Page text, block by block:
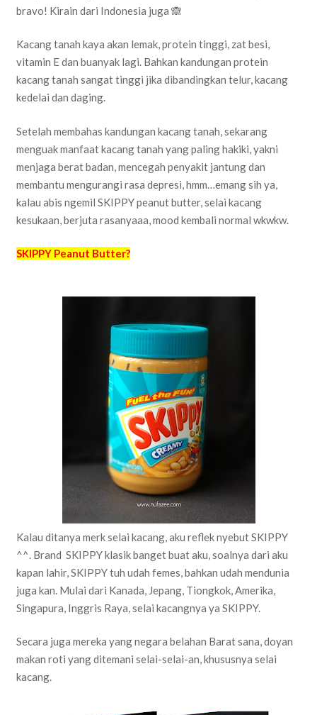
bravo! Kirain dari Indonesia juga 🙈
Kacang tanah kaya akan lemak, protein tinggi, zat besi,
vitamin E dan buanyak lagi. Bahkan kandungan protein
kacang tanah sangat tinggi jika dibandingkan telur, kacang
kedelai dan daging.
Setelah membahas kandungan kacang tanah, sekarang
menguak manfaat kacang tanah yang paling hakiki, yakni
menjaga berat badan, mencegah penyakit jantung dan
membantu mengurangi rasa depresi, hmm…emang sih ya,
kalau abis ngemil SKIPPY peanut butter, selai kacang
kesukaan, berjuta rasanyaaa, mood kembali normal wkwkw.
SKIPPY Peanut Butter?
Kalau ditanya merk selai kacang, aku reflek nyebut SKIPPY
^^. Brand SKIPPY klasik banget buat aku, soalnya dari aku
kapan lahir, SKIPPY tuh udah femes, bahkan udah mendunia
juga kan. Mulai dari Kanada, Jepang, Tiongkok, Amerika,
Singapura, Inggris Raya, selai kacangnya ya SKIPPY.
Secara juga mereka yang negara belahan Barat sana, doyan
makan roti yang ditemani selai-selai-an, khususnya selai
kacang.